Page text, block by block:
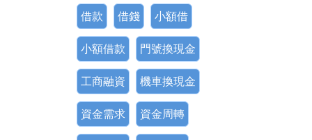
借款 借錢 小額借
小額借款 門號換現金
工商融資 機車換現金
資金需求 資金周轉